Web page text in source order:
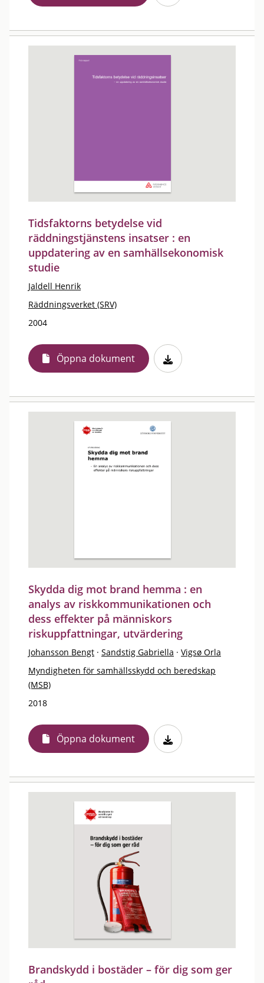
Tidsfaktorns betydelse vid
räddningstjänstens insatser : en
uppdatering av en samhällsekonomisk
studie
Jaldell Henrik
Räddningsverket (SRV)
2004
Öppna dokument
Skydda dig mot brand hemma : en
analys av riskkommunikationen och
dess effekter på människors
riskuppfattningar, utvärdering
Johansson Bengt · Sandstig Gabriella · Vigsø Orla
Myndigheten för samhällsskydd och beredskap
(MSB)
2018
Öppna dokument
Brandskydd i bostäder – för dig som ger